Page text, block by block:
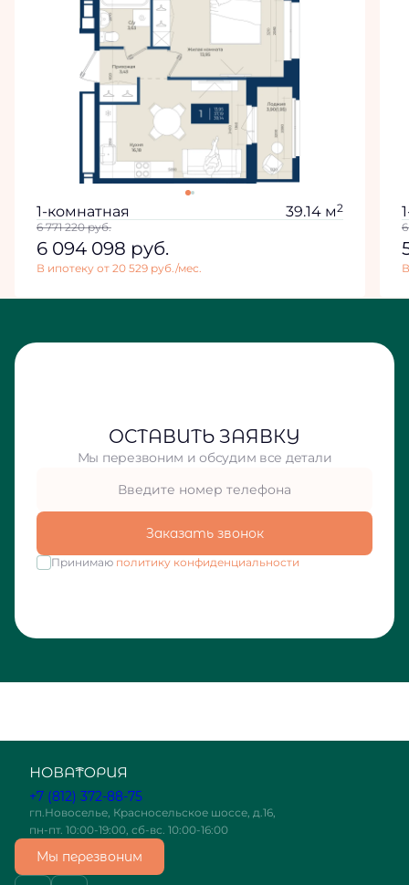
1-комнатная 39.14 м2
6 771 220руб.
6 094 098 руб.
В ипотеку от 20 529 руб./мес.
ОСТАВИТЬ ЗАЯВКУ
Мы перезвоним и обсудим все детали
Заказать звонок
Принимаю политику конфиденциальности
+7 (812) 372-88-75
гп.Новоселье, Красносельское шоссе, д.16,
пн-пт. 10:00-19:00, сб-вс. 10:00-16:00
Мы перезвоним